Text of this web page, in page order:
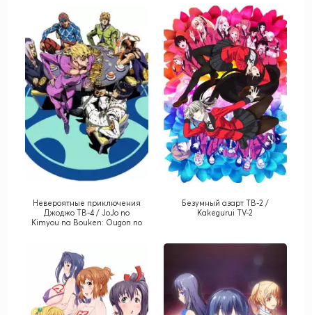
Невероятные приключения
Джоджо ТВ-4 / JoJo no
Kimyou na Bouken: Ougon no
Безумный азарт ТВ-2 /
Kakegurui TV-2